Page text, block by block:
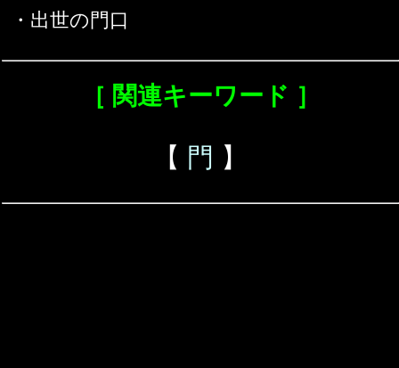
・出世の門口
［ 関連キーワード ］
【 門 】